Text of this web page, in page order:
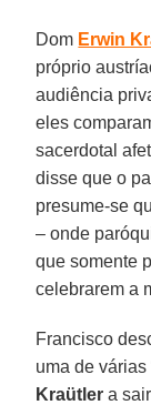
Dom Erwin
próprio
audiência
eles
sacerdotal
disse que o
presume-se
– onde
que somente
celebrarem a
Francisco
uma de várias
Kraütler a